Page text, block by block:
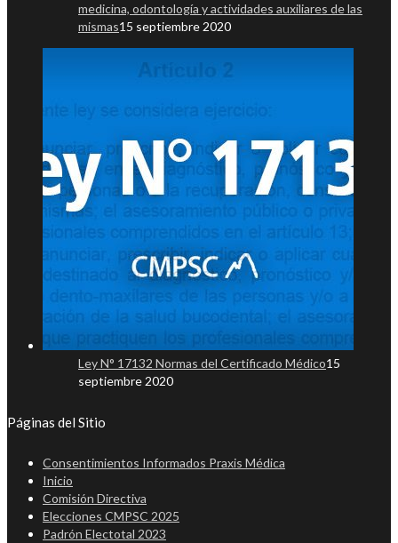
medicina, odontología y actividades auxiliares de las
mismas15 septiembre 2020
Ley N° 17132 Normas del Certificado Médico15
septiembre 2020
Páginas del Sitio
Consentimientos Informados Praxis Médica
Inicio
Comisión Directiva
Elecciones CMPSC 2025
Padrón Electotal 2023